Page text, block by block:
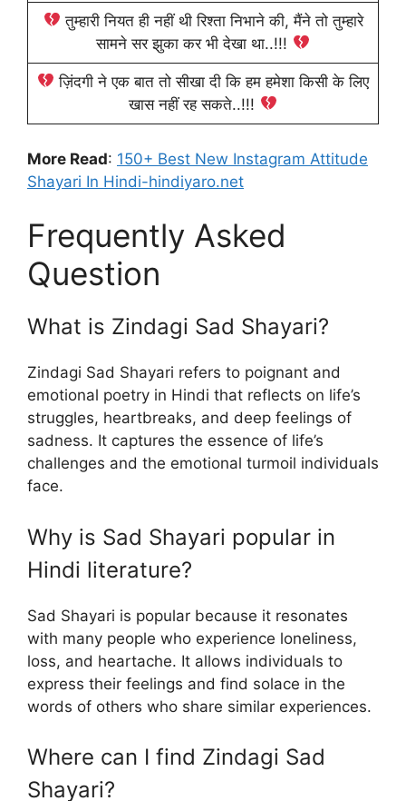
तुम्हारी नियत ही नहीं थी रिश्ता निभाने की, मैंने तो तुम्हारे
सामने सर झुका कर भी देखा था..!!!
ज़िंदगी ने एक बात तो सीखा दी कि हम हमेशा किसी के लिए
खास नहीं रह सकते..!!!
More Read: 150+ Best New Instagram Attitude
Shayari In Hindi-hindiyaro.net
Frequently Asked
Question
What is Zindagi Sad Shayari?
Zindagi Sad Shayari refers to poignant and
emotional poetry in Hindi that reflects on life’s
struggles, heartbreaks, and deep feelings of
sadness. It captures the essence of life’s
challenges and the emotional turmoil individuals
face.
Why is Sad Shayari popular in
Hindi literature?
Sad Shayari is popular because it resonates
with many people who experience loneliness,
loss, and heartache. It allows individuals to
express their feelings and find solace in the
words of others who share similar experiences.
Where can I find Zindagi Sad
Shayari?